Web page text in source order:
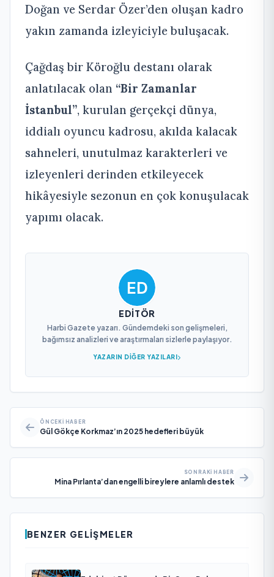
Doğan ve Serdar Özer’den oluşan kadro
yakın zamanda izleyiciyle buluşacak.
Çağdaş bir Köroğlu destanı olarak
anlatılacak olan “Bir Zamanlar
İstanbul”, kurulan gerçekçi dünya,
iddialı oyuncu kadrosu, akılda kalacak
sahneleri, unutulmaz karakterleri ve
izleyenleri derinden etkileyecek
hikâyesiyle sezonun en çok konuşulacak
yapımı olacak.
EDITÖR
Harbi Gazete yazarı. Gündemdeki son gelişmeleri,
bağımsız analizleri ve araştırmaları sizlerle paylaşıyor.
YAZARIN DIĞER YAZILARI
ÖNCEKI HABER
Gül Gökçe Korkmaz’ın 2025 hedefleri büyük
SONRAKI HABER
Mina Pırlanta’dan engelli bireylere anlamlı destek
BENZER GELIŞMELER